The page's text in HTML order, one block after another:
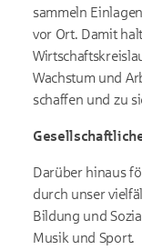
sammeln
vor Ort. Damit
Wachstum und
schaffen und zu
Darüber hinaus
durch unser
Bildung und
Musik und Sport.